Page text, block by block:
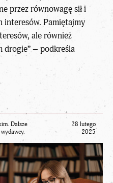
przez równowagę sił i
interesów. Pamiętajmy
ale również
drogie” – podkreśla
Dalsze
28 lutego
2025